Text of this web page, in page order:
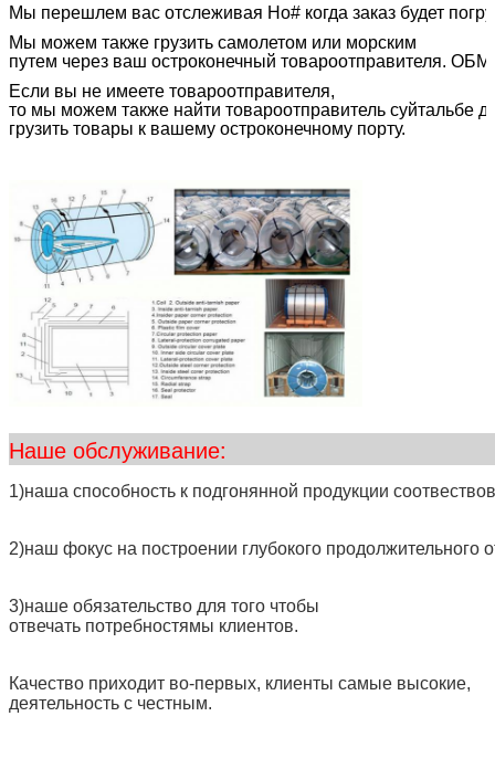
Мы перешлем вас отслеживая Но# когда заказ будет
Мы можем также грузить самолетом или морским
путем через ваш остроконечный товароотправителя.
Если вы не имеете товароотправителя,
то мы можем также найти товароотправитель суйтальбе
грузить товары к вашему остроконечному порту.
Наше
1)наша способность к подгонянной продукции
2)наш фокус на построении глубокого
3)наше обязательство для того чтобы
отвечать потребностямы клиентов.
Качество приходит во-первых, клиенты самые высокие,
деятельность с честным.